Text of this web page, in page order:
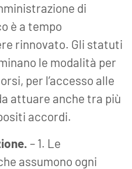
di
è a tempo
rinnovato. Gli statuti
le modalità per
per l’accesso alle
attuare anche tra più
accordi.
– 1. Le
assumono ogni